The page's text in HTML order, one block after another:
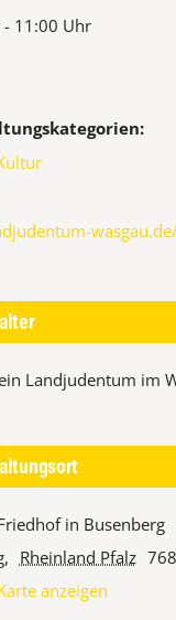
11:00 Uhr
Landjudentum im
in Busenberg
, Rheinland Pfalz
anzeigen